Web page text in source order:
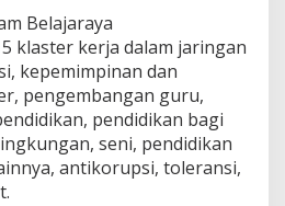
Belajaraya
klaster kerja dalam jaringan
kepemimpinan dan
pengembangan guru,
pendidikan bagi
seni, pendidikan
antikorupsi, toleransi,